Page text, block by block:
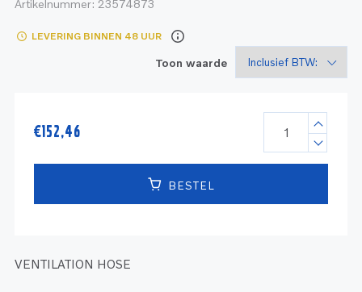
Reman - Bedrijfsvaart
Artikelnummer: 23574873
LEVERING BINNEN 48 UUR
Toon waarde
€152,46
BESTEL
VENTILATION HOSE